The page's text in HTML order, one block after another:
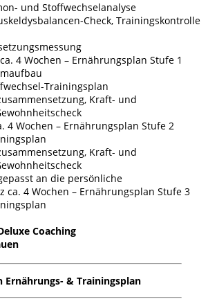
und Stoffwechselanalyse
Check, Trainingskontrolle
4 Wochen – Ernährungsplan Stufe 1
Trainingsplan
Kraft- und
4 Wochen – Ernährungsplan Stufe 2
Kraft- und
an die persönliche
ca. 4 Wochen – Ernährungsplan Stufe 3
Coaching
& Trainingsplan